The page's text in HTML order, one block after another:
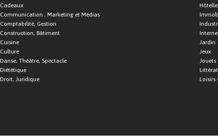
Cadeaux
Communication , Marketing et Médias
Comptabilité, Gestion
Construction, Bâtiment
Cuisine
Culture
Danse, Théâtre, Spectacle
Diététique
Droit, Juridique
Jardin
Jeux
Jouets
Loisirs